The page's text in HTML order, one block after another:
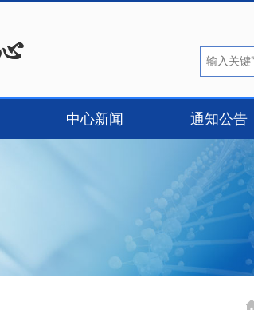
中心新闻 通知公告